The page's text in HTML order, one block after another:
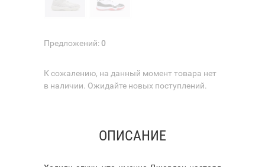
Предложений:0
К сожалению, на данный момент товара нет
в наличии. Ожидайте новых поступлений.
ОПИСАНИЕ